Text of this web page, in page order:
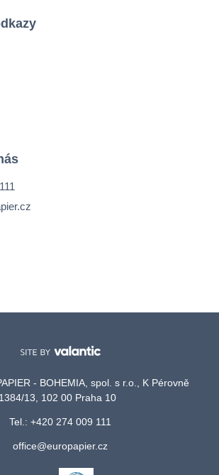
- BOHEMIA, spol. s r.o., K Pérovně
1384/13, 102 00 Praha 10
Tel.: +420 274 009 111
office@europapier.cz